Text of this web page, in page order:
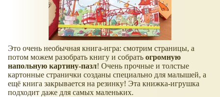
Это очень необычная книга-игра: смотрим страницы, а
потом можем разобрать книгу и собрать огромную
напольную картину-пазл! Очень прочные и толстые
картонные странички созданы специально для малышей, а
ещё книга закрывается на резинку! Эта книжка-игрушка
подходит даже для самых маленьких.